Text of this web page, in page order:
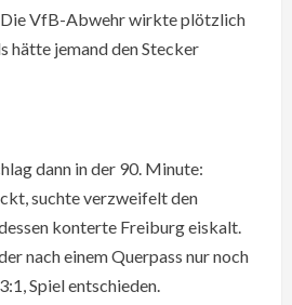
Die VfB-Abwehr wirkte plötzlich
hätte jemand den Stecker
dann in der 90. Minute:
suchte verzweifelt den
konterte Freiburg eiskalt.
nach einem Querpass nur noch
Spiel entschieden.